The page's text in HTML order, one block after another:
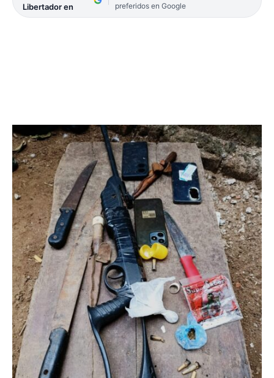
Libertador en
preferidos en Google